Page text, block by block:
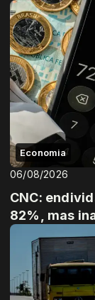
Economia
06/08/2026
CNC:
82%, mas